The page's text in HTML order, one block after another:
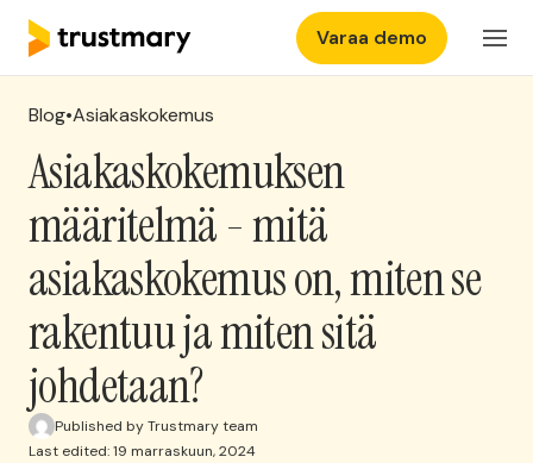
Ominaisuudet
Yritys
Kokemuksia
Kirjaudu
Varaa demo
Blog•Asiakaskokemus
Asiakaskokemuksen
määritelmä - mitä
asiakaskokemus on, miten se
rakentuu ja miten sitä
johdetaan?
Published by Trustmary team
Last edited: 19 marraskuun, 2024